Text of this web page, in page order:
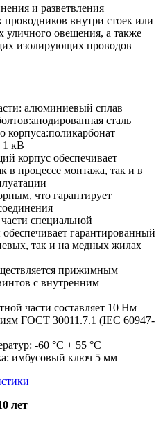
и разветвления
внутри стоек или
уличного овещения, а также
изолирующих проводов
алюминиевый сплав
сталь
корпуса:поликарбонат
1 кВ
корпус обеспечивает
в процессе монтажа, так и в
что гарантирует
специальной
гарантированный
так и на медных жилах
прижимным
с внутренним
части составляет 10 Нм
ГОСТ 30011.7.1 (IEC 60947-
-60 °С + 55 °С
имбусовый ключ 5 мм
лет